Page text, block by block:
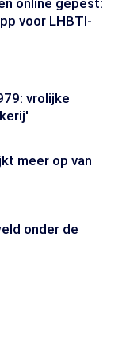
online gepest:
voor LHBTI-
vrolijke
meer op van
onder de